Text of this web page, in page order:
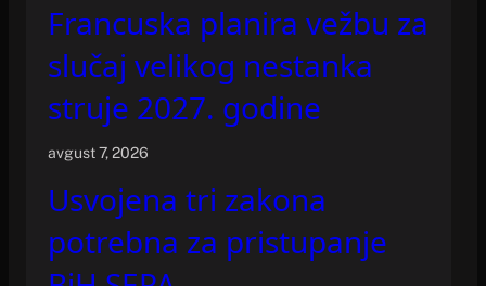
Francuska planira vežbu za
slučaj velikog nestanka
struje 2027. godine
avgust 7, 2026
Usvojena tri zakona
potrebna za pristupanje